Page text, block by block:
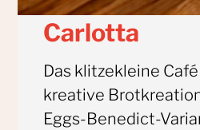
Carlotta
Das klitzekleine
kreative
Eggs-Benedict-